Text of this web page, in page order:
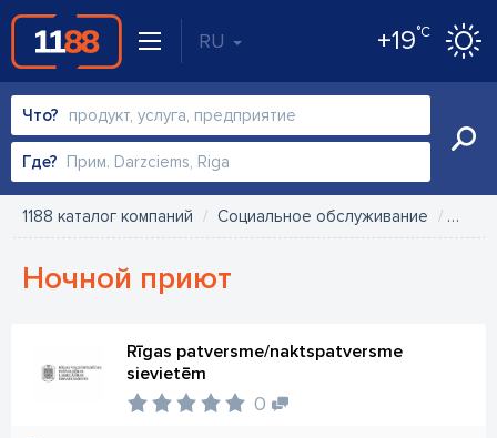
RU +19°C
Что?
Где?
1188 каталог компаний Социальное обслуживание
Ночной приют
Rīgas patversme/naktspatversme
sievietēm
0